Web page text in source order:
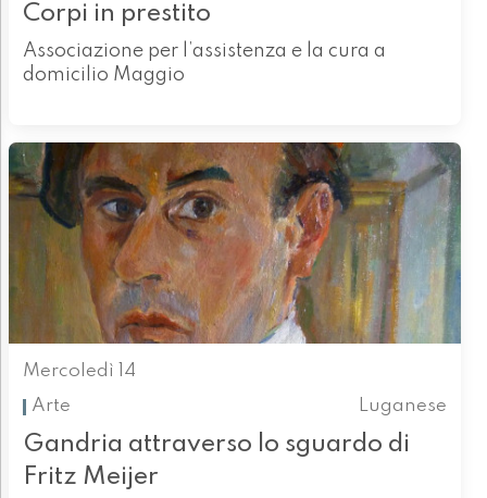
Corpi in prestito
Associazione per l’assistenza e la cura a
domicilio Maggio
Mercoledì 14
Arte
Luganese
Gandria attraverso lo sguardo di
Fritz Meijer